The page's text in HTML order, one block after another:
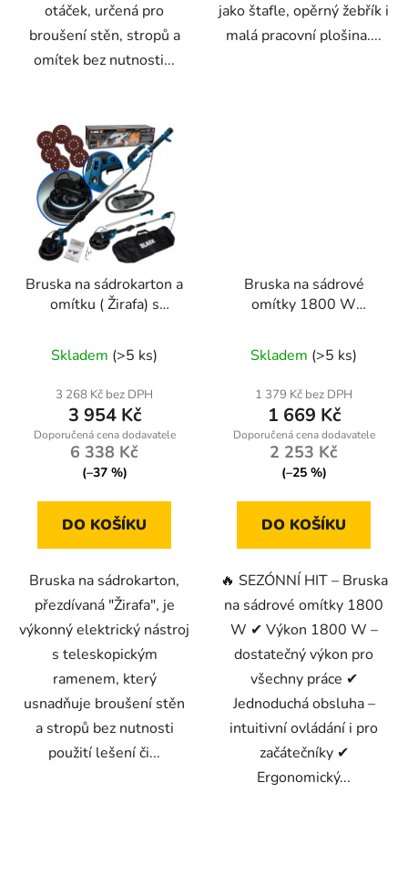
otáček, určená pro
broušení stěn, stropů a
omítek bez nutnosti...
jako štafle, opěrný žebřík i
malá pracovní plošina....
Bruska na sádrokarton a
omítku ( Žirafa) s
Skladem (>5 ks)
3 268 Kč bez DPH
3 954 Kč
6 338 Kč
(–37 %)
DO KOŠÍKU
Bruska na sádrokarton,
přezdívaná "Žirafa", je
výkonný elektrický nástroj
s teleskopickým
ramenem, který
usnadňuje broušení stěn
a stropů bez nutnosti
použití lešení či...
Bruska na sádrové
omítky 1800 W
Skladem (>5 ks)
1 379 Kč bez DPH
1 669 Kč
2 253 Kč
(–25 %)
DO KOŠÍKU
🔥 SEZÓNNÍ HIT – Bruska
na sádrové omítky 1800
W ✔ Výkon 1800 W –
dostatečný výkon pro
všechny práce ✔
Jednoduchá obsluha –
intuitivní ovládání i pro
začátečníky ✔
Ergonomický...